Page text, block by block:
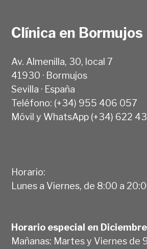
Clínica en Bormujos
Av. Almenilla, 30, local 7
41930 · Bormujos
Sevilla · España
Teléfono: (+34) 955 406 057
Móvil y WhatsApp (+34) 622
Horario:
Lunes a Viernes, de 8:00 a
Horario especial en
Mañanas: Martes y Viernes de